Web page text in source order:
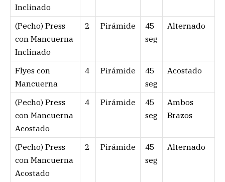
Inclinado
(Pecho) Press
con Mancuerna
Inclinado
2 Pirámide
45
seg
Alternado
Flyes con
Mancuerna
4 Pirámide
45
seg
Acostado
(Pecho) Press
con Mancuerna
Acostado
4 Pirámide
45
seg
Ambos
Brazos
(Pecho) Press
con Mancuerna
Acostado
2 Pirámide
45
seg
Alternado